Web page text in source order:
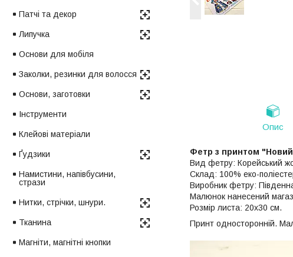
Опис
Фетр з принтом
Вид фетру: Корейський
Склад: 100% еко-
Виробник фетру:
Малюнок нанесений
Розмір листа: 20х30 см.
Принт односторонній.
Патчі та декор
Липучка
Основи для мобіля
Заколки, резинки для волосся
Основи, заготовки
Інструменти
Клейові матеріали
Ґудзики
Намистини, напівбусини,
стрази
Нитки, стрічки, шнури.
Тканина
Магніти, магнітні кнопки